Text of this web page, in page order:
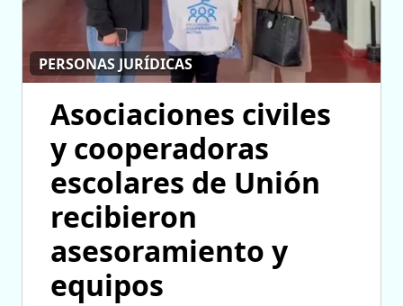
PERSONAS JURÍDICAS
Asociaciones civiles
y cooperadoras
escolares de Unión
recibieron
asesoramiento y
equipos